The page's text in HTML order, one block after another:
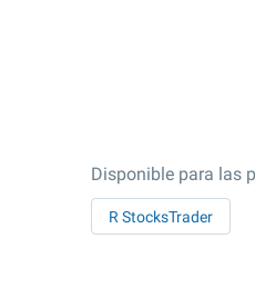
Disponible para las
R StocksTrader